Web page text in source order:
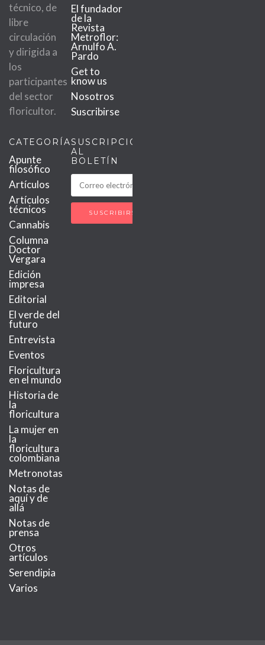
técnico, de
libre
circulación
y dirigida a
los
participantes
del sector
floricultor.
El fundador
de la
Revista
Metroflor:
Arnulfo A.
Pardo
Get to
know us
Nosotros
Suscribirse
CATEGORÍAS
Apunte
filosófico
Artículos
Artículos
técnicos
Cannabis
Columna
Doctor
Vergara
Edición
impresa
Editorial
El verde del
futuro
Entrevista
Eventos
Floricultura
en el mundo
Historia de
la
floricultura
La mujer en
la
floricultura
colombiana
Metronotas
Notas de
aquí y de
allá
Notas de
prensa
Otros
artículos
Serendipia
Varios
SUSCRIPCIÓN
AL
BOLETÍN